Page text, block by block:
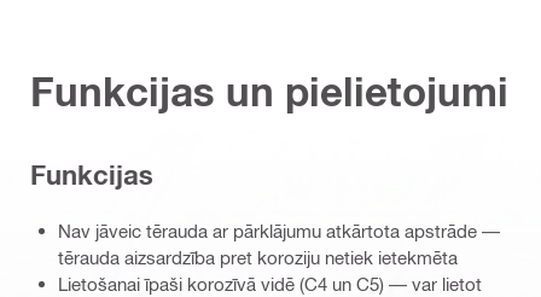
Funkcijas un pielietojumi
Funkcijas
Nav jāveic tērauda ar pārklājumu atkārtota apstrāde —
tērauda aizsardzība pret koroziju netiek ietekmēta
Lietošanai īpaši korozīvā vidē (C4 un C5) — var lietot